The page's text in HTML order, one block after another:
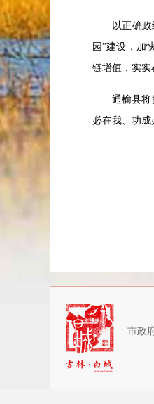
以正确
园”建设，加
链增值，实实
通榆县将
必在我、功成
市政